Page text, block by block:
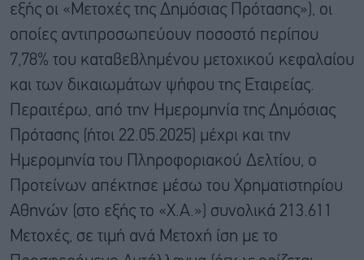
εξής οι «Μετοχές της Δημόσιας Πρότασης»), οι
οποίες αντιπροσωπεύουν ποσοστό περίπου
7,78% του καταβεβλημένου μετοχικού κεφαλαίου
και των δικαιωμάτων ψήφου της Εταιρείας.
Περαιτέρω, από την Ημερομηνία της Δημόσιας
Πρότασης (ήτοι 22.05.2025) μέχρι και την
Ημερομηνία του Πληροφοριακού Δελτίου, ο
Προτείνων απέκτησε μέσω του Χρηματιστηρίου
Αθηνών (στο εξής το «Χ.Α.») συνολικά 213.611
Μετοχές, σε τιμή ανά Μετοχή ίση με το